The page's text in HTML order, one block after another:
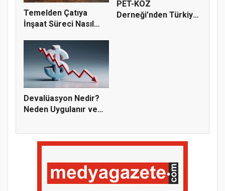
Temelden Çatıya
İnşaat Süreci Nasıl
PET-KOZ
Derneği’nden Türkiye
Devalüasyon Nedir?
Neden Uygulanır ve